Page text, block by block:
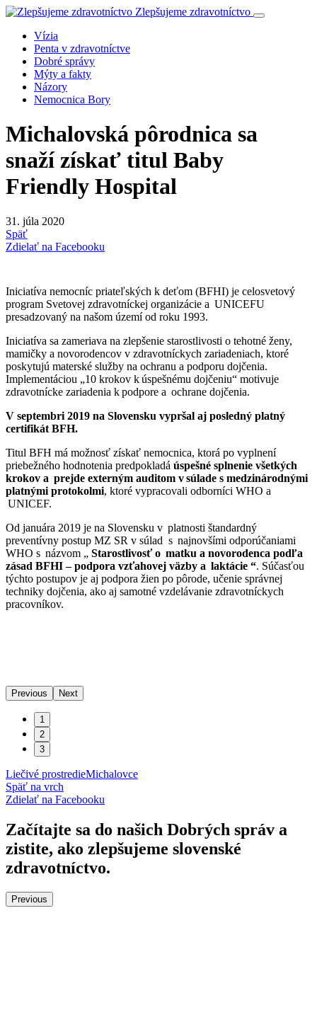
Zlepšujeme zdravotníctvo
Vízia
Penta v zdravotníctve
Dobré správy
Mýty a fakty
Názory
Nemocnica Bory
Michalovská pôrodnica sa
snaží získať titul Baby
Friendly Hospital
31. júla 2020
Späť
Zdielať na Facebooku
Iniciatíva nemocníc priateľských k deťom (BFHI) je celosvetový
program Svetovej zdravotníckej organizácie a UNICEFU
presadzovaný na našom území od roku 1993.
Iniciatíva sa zameriava na zlepšenie starostlivosti o tehotné ženy,
mamičky a novorodencov v zdravotníckych zariadeniach, ktoré
poskytujú materské služby na ochranu a podporu dojčenia.
Implementáciou „10 krokov k úspešnému dojčeniu“ motivuje
zdravotnícke zariadenia k podpore a ochrane dojčenia.
V septembri 2019 na Slovensku vypršal aj posledný platný
certifikát BFH.
Titul BFH má možnosť získať nemocnica, ktorá po vyplnení
priebežného hodnotenia predpokladá úspešné splnenie všetkých
krokov a prejde externým auditom v súlade s medzinárodnými
platnými protokolmi, ktoré vypracovali odborníci WHO a
UNICEF.
Od januára 2019 je na Slovensku v platnosti štandardný
preventívny postup MZ SR v súlad s najnovšími odporúčaniami
WHO s názvom „ Starostlivosť o matku a novorodenca podľa
zásad BFHI – podpora vzťahovej väzby a laktácie “. Súčasťou
týchto postupov je aj podpora žien po pôrode, učenie správnej
techniky dojčenia, ako aj samotné vzdelávanie zdravotníckych
pracovníkov.
Previous Next
1
2
3
Liečivé prostredieMichalovce
Späť na vrch
Zdielať na Facebooku
Začítajte sa do našich Dobrých správ a
zistite, ako zlepšujeme slovenské
zdravotníctvo.
Previous